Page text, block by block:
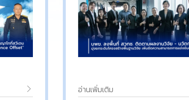
อ่านเพิ่มเติม